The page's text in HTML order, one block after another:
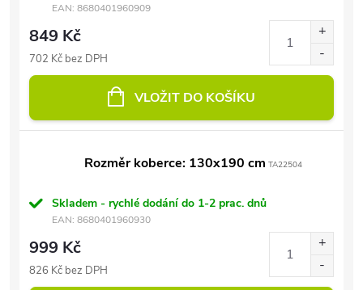
EAN: 8680401960909
849 Kč
702 Kč bez DPH
VLOŽIT DO KOŠÍKU
Rozměr koberce: 130x190 cm TA22504
Skladem - rychlé dodání do 1-2 prac. dnů
EAN: 8680401960930
999 Kč
826 Kč bez DPH